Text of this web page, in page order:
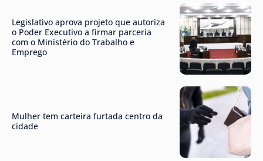
Legislativo aprova projeto que autoriza
o Poder Executivo a firmar parceria
com o Ministério do Trabalho e
Emprego
Mulher tem carteira furtada centro da
cidade